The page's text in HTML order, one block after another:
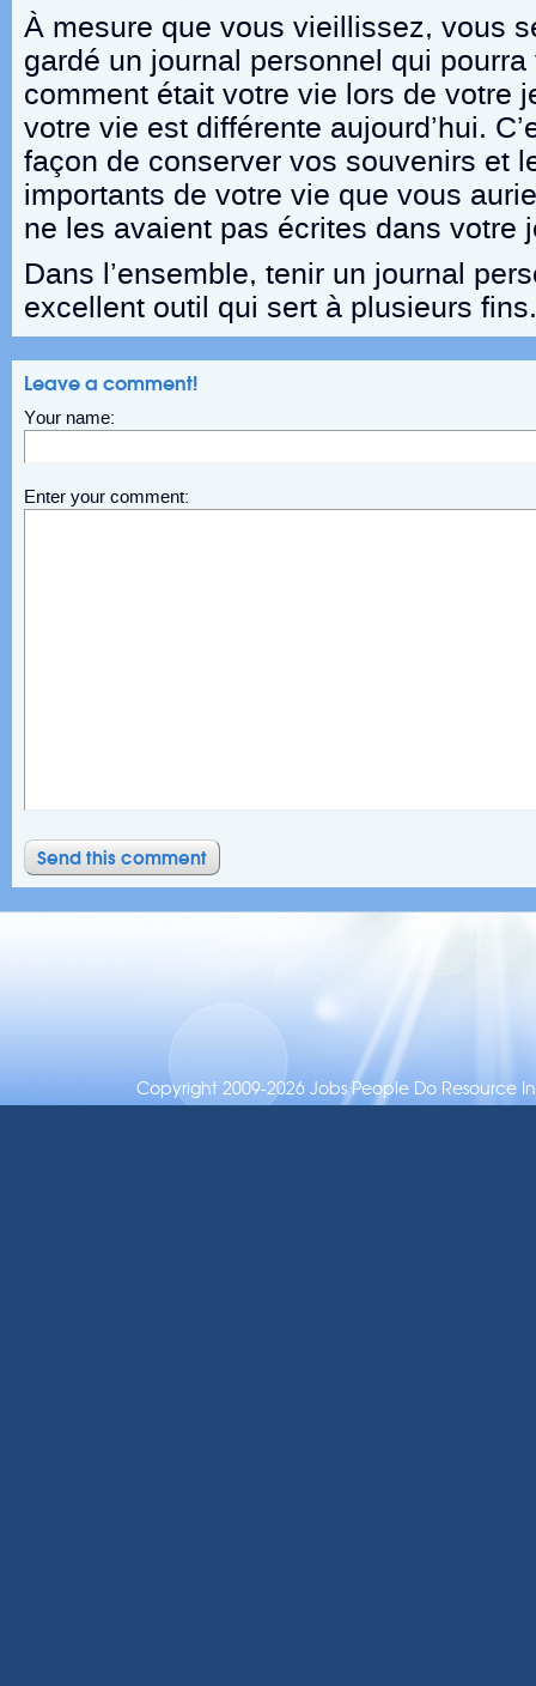
À mesure que vous vieillissez, vous
gardé un journal personnel qui
comment était votre vie lors de votre
votre vie est différente aujourd’hui.
façon de conserver vos souvenirs et
importants de votre vie que vous
ne les avaient pas écrites dans votre
Dans l’ensemble, tenir un journal
excellent outil qui sert à plusieurs
Leave a comment!
Your name:
Enter your comment:
Copyright 2009-2026 Jobs People Do Resource